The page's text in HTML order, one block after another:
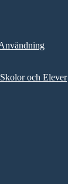
och Elever